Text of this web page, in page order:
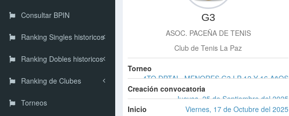
Consultar BPIN
Ranking Singles historicos
Ranking Dobles historicos
Ranking de Clubes
Torneos
G3
ASOC. PACEÑA DE TENIS
Club de Tenis La Paz
Torneo
4TO DPTAL. MENORES G3 LP 12 Y 16 AñOS
Creación convocatoria
Jueves, 25 de Septiembre del 2025
Inicio
Viernes, 17 de Octubre del 2025